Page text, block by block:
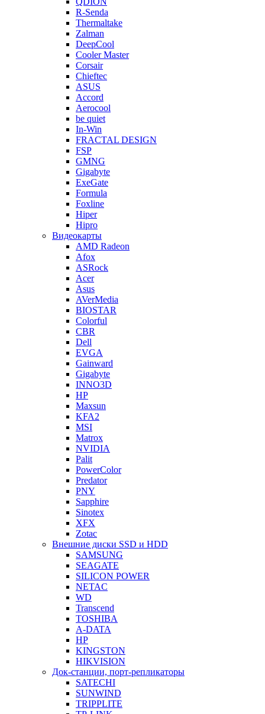
R-Senda
Thermaltake
Zalman
DeepCool
Cooler Master
Corsair
Chieftec
ASUS
Accord
Aerocool
be quiet
In-Win
FRACTAL DESIGN
FSP
GMNG
Gigabyte
ExeGate
Formula
Foxline
Hiper
Hipro
Видеокарты
AMD Radeon
Afox
ASRock
Acer
Asus
AVerMedia
BIOSTAR
Colorful
CBR
Dell
EVGA
Gainward
Gigabyte
INNO3D
HP
Maxsun
KFA2
MSI
Matrox
NVIDIA
Palit
PowerColor
Predator
PNY
Sapphire
Sinotex
XFX
Zotac
Внешние диски SSD и HDD
SAMSUNG
SEAGATE
SILICON POWER
NETAC
WD
Transcend
TOSHIBA
A-DATA
HP
KINGSTON
HIKVISION
Док-станции, порт-репликаторы
SATECHI
SUNWIND
TRIPPLITE